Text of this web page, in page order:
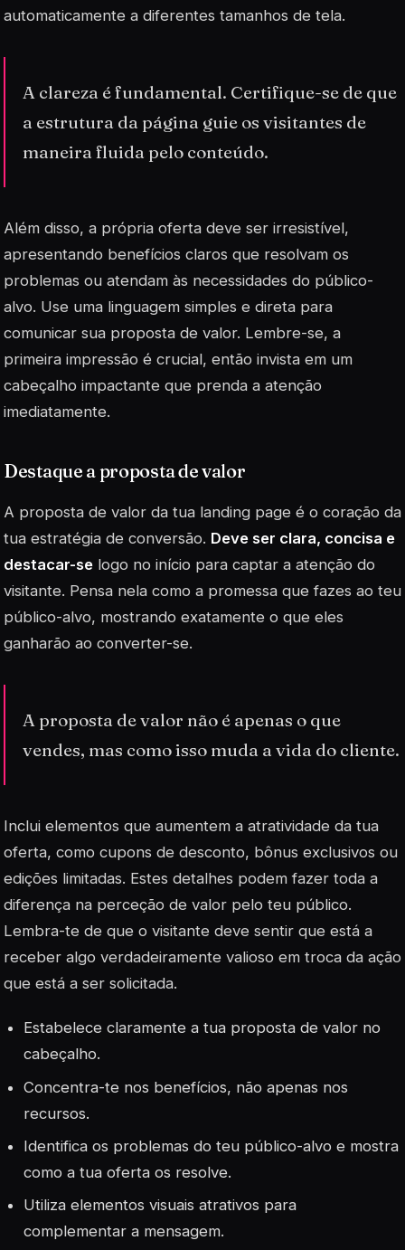
automaticamente a diferentes tamanhos de tela.
A clareza é fundamental. Certifique-se de que
a estrutura da página guie os visitantes de
maneira fluida pelo conteúdo.
Além disso, a própria oferta deve ser irresistível,
apresentando benefícios claros que resolvam os
problemas ou atendam às necessidades do público-
alvo. Use uma linguagem simples e direta para
comunicar sua proposta de valor. Lembre-se, a
primeira impressão é crucial, então invista em um
cabeçalho impactante que prenda a atenção
imediatamente.
Destaque a proposta de valor
A proposta de valor da tua landing page é o coração da
tua estratégia de conversão. Deve ser clara, concisa e
destacar-se logo no início para captar a atenção do
visitante. Pensa nela como a promessa que fazes ao teu
público-alvo, mostrando exatamente o que eles
ganharão ao converter-se.
A proposta de valor não é apenas o que
vendes, mas como isso muda a vida do cliente.
Inclui elementos que aumentem a atratividade da tua
oferta, como cupons de desconto, bônus exclusivos ou
edições limitadas. Estes detalhes podem fazer toda a
diferença na perceção de valor pelo teu público.
Lembra-te de que o visitante deve sentir que está a
receber algo verdadeiramente valioso em troca da ação
que está a ser solicitada.
Estabelece claramente a tua proposta de valor no
cabeçalho.
Concentra-te nos benefícios, não apenas nos
recursos.
Identifica os problemas do teu público-alvo e mostra
como a tua oferta os resolve.
Utiliza elementos visuais atrativos para
complementar a mensagem.